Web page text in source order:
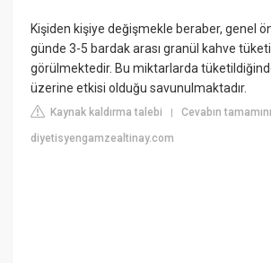
Kişiden kişiye değişmekle beraber, genel
günde 3-5 bardak arası granül kahve
görülmektedir. Bu miktarlarda
üzerine etkisi olduğu savunulmaktadır.
Kaynak kaldırma talebi |Cevabın
diyetisyengamzealtinay.com